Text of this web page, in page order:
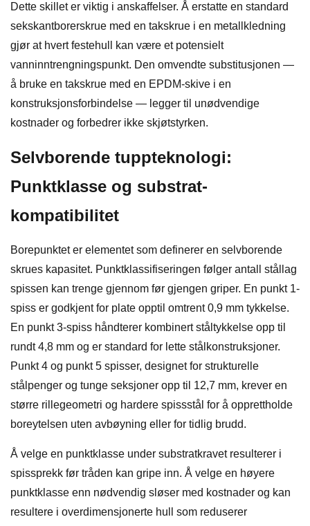
Dette skillet er viktig i anskaffelser. Å erstatte en standard
sekskantborerskrue med en takskrue i en metallkledning
gjør at hvert festehull kan være et potensielt
vanninntrengningspunkt. Den omvendte substitusjonen —
å bruke en takskrue med en EPDM-skive i en
konstruksjonsforbindelse — legger til unødvendige
kostnader og forbedrer ikke skjøtstyrken.
Selvborende tuppteknologi:
Punktklasse og substrat-
kompatibilitet
Borepunktet er elementet som definerer en selvborende
skrues kapasitet. Punktklassifiseringen følger antall stållag
spissen kan trenge gjennom før gjengen griper. En punkt 1-
spiss er godkjent for plate opptil omtrent 0,9 mm tykkelse.
En punkt 3-spiss håndterer kombinert ståltykkelse opp til
rundt 4,8 mm og er standard for lette stålkonstruksjoner.
Punkt 4 og punkt 5 spisser, designet for strukturelle
stålpenger og tunge seksjoner opp til 12,7 mm, krever en
større rillegeometri og hardere spissstål for å opprettholde
boreytelsen uten avbøyning eller for tidlig brudd.
Å velge en punktklasse under substratkravet resulterer i
spissprekk før tråden kan gripe inn. Å velge en høyere
punktklasse enn nødvendig sløser med kostnader og kan
resultere i overdimensjonerte hull som reduserer